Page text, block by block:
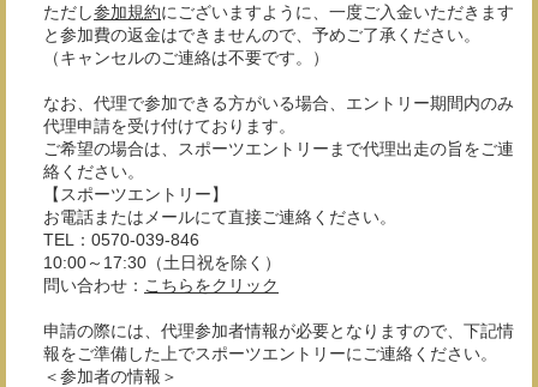
ただし参加規約にございますように、一度ご入金いただきます
と参加費の返金はできませんので、予めご了承ください。
（キャンセルのご連絡は不要です。）
なお、代理で参加できる方がいる場合、エントリー期間内のみ
代理申請を受け付けております。
ご希望の場合は、スポーツエントリーまで代理出走の旨をご連
絡ください。
【スポーツエントリー】
お電話またはメールにて直接ご連絡ください。
TEL：0570-039-846
10:00～17:30（土日祝を除く）
問い合わせ： こちらをクリック
申請の際には、代理参加者情報が必要となりますので、下記情
報をご準備した上でスポーツエントリーにご連絡ください。
＜参加者の情報＞